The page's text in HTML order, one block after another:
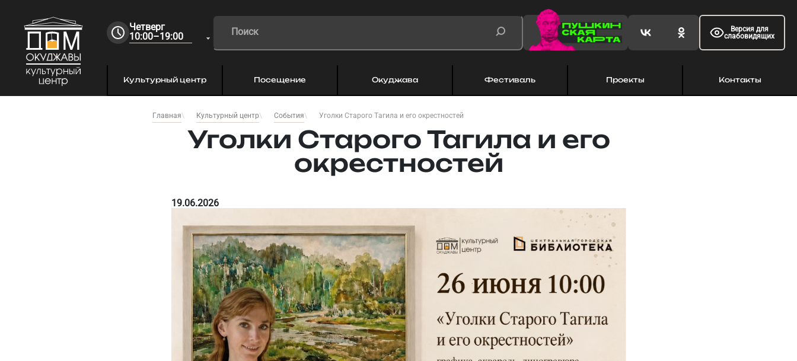
Четверг
10:00–19:00
Версия для
слабовидящих
Культурный центр Посещение Окуджава Фестиваль Проекты Контакты
Главная Культурный центр События Уголки Старого Тагила и его окрестностей
Уголки Старого Тагила и его
окрестностей
19.06.2026